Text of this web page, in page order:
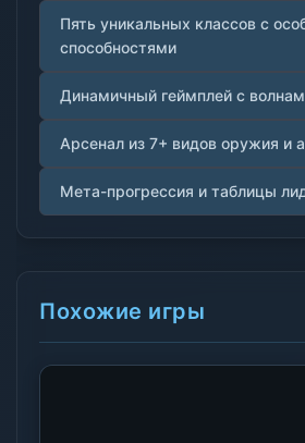
Пять уникальных классов с
способностями
Динамичный геймплей с
Арсенал из 7+ видов оружия и
Мета-прогрессия и таблицы
Похожие игры